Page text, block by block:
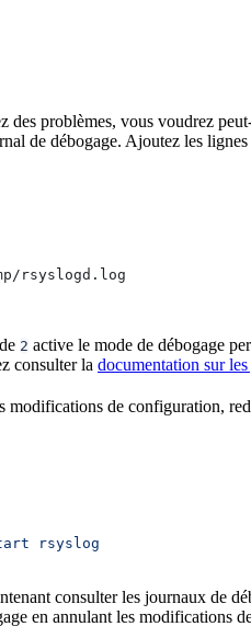
des problèmes, vous voudrez
de débogage. Ajoutez les
rsyslogd.log
de 2 active le mode de débogage
consulter la documentation sur
modifications de configuration,
rsyslog
consulter les journaux de
en annulant les modifications